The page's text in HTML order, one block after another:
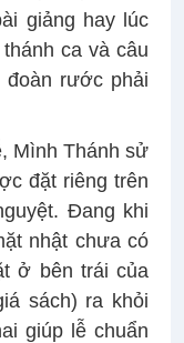
giảng hay lúc
ca và câu
rước phải
Mình Thánh sử
đặt riêng trên
Đang khi
nhật chưa có
ở bên trái của
sách) ra khỏi
giúp lễ chuẩn